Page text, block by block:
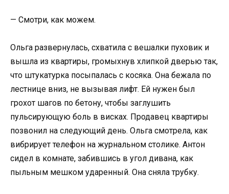
— Смотри, как можем.
Ольга развернулась, схватила с вешалки пуховик и
вышла из квартиры, громыхнув хлипкой дверью так,
что штукатурка посыпалась с косяка. Она бежала по
лестнице вниз, не вызывая лифт. Ей нужен был
грохот шагов по бетону, чтобы заглушить
пульсирующую боль в висках. Продавец квартиры
позвонил на следующий день. Ольга смотрела, как
вибрирует телефон на журнальном столике. Антон
сидел в комнате, забившись в угол дивана, как
пыльным мешком ударенный. Она сняла трубку.